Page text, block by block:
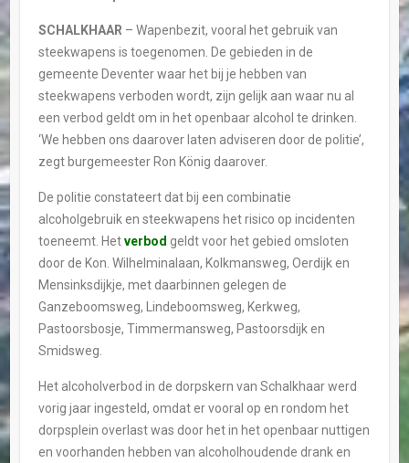
SCHALKHAAR – Wapenbezit, vooral het gebruik van
steekwapens is toegenomen. De gebieden in de
gemeente Deventer waar het bij je hebben van
steekwapens verboden wordt, zijn gelijk aan waar nu al
een verbod geldt om in het openbaar alcohol te drinken.
‘We hebben ons daarover laten adviseren door de politie’,
zegt burgemeester Ron König daarover.
De politie constateert dat bij een combinatie
alcoholgebruik en steekwapens het risico op incidenten
toeneemt. Hetverbod geldt voor het gebied omsloten
door de Kon. Wilhelminalaan, Kolkmansweg, Oerdijk en
Mensinksdijkje, met daarbinnen gelegen de
Ganzeboomsweg, Lindeboomsweg, Kerkweg,
Pastoorsbosje, Timmermansweg, Pastoorsdijk en
Smidsweg.
Het alcoholverbod in de dorpskern van Schalkhaar werd
vorig jaar ingesteld, omdat er vooral op en rondom het
dorpsplein overlast was door het in het openbaar nuttigen
en voorhanden hebben van alcoholhoudende drank en